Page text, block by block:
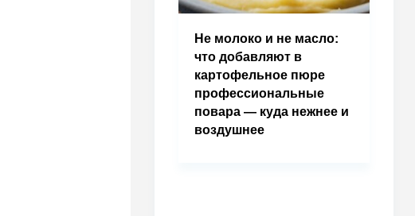
Не молоко и не масло:
что добавляют в
картофельное пюре
профессиональные
повара — куда нежнее и
воздушнее